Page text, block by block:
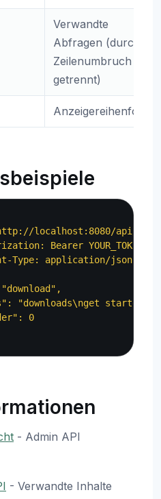
Verwandte
Abfragen (durch
Zeilenumbruch
getrennt)
Anzeigereihenfolge
localhost:8080/api/
Bearer YOUR_TOKEN"
Type: application/json"
"downloads\nget
0
- Admin API
- Verwandte Inhalte